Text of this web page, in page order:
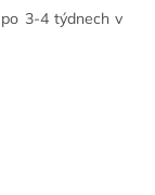
3-4 týdnech v